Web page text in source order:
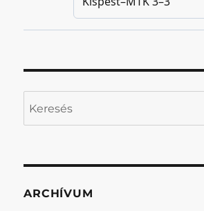
ARCHÍVUM